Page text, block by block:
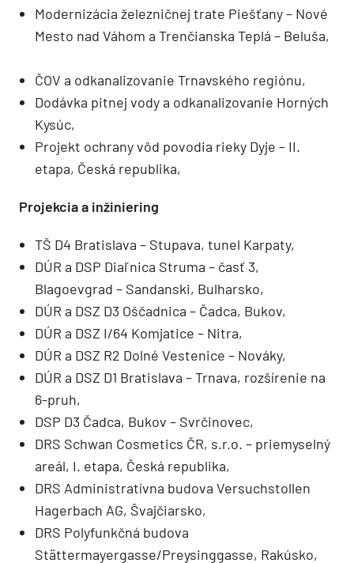
Modernizácia železničnej trate Piešťany – Nové
Mesto nad Váhom a Trenčianska Teplá – Beluša,
ČOV a odkanalizovanie Trnavského regiónu,
Dodávka pitnej vody a odkanalizovanie Horných
Kysúc,
Projekt ochrany vôd povodia rieky Dyje – II.
etapa, Česká republika,
Projekcia a inžiniering
TŠ D4 Bratislava – Stupava, tunel Karpaty,
DÚR a DSP Diaľnica Struma – časť 3,
Blagoevgrad – Sandanski, Bulharsko,
DÚR a DSZ D3 Oščadnica – Čadca, Bukov,
DÚR a DSZ I/64 Komjatice – Nitra,
DÚR a DSZ R2 Dolné Vestenice – Nováky,
DÚR a DSZ D1 Bratislava – Trnava, rozšírenie na
6-pruh,
DSP D3 Čadca, Bukov – Svrčinovec,
DRS Schwan Cosmetics ČR, s.r.o. – priemyselný
areál, I. etapa, Česká republika,
DRS Administratívna budova Versuchstollen
Hagerbach AG, Švajčiarsko,
DRS Polyfunkčná budova
Stättermayergasse/Preysinggasse, Rakúsko,